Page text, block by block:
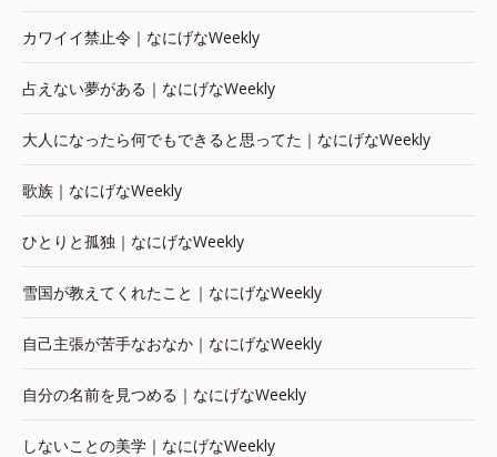
カワイイ禁止令｜なにげなWeekly
占えない夢がある｜なにげなWeekly
大人になったら何でもできると思ってた｜なにげなWeekly
歌族｜なにげなWeekly
ひとりと孤独｜なにげなWeekly
雪国が教えてくれたこと｜なにげなWeekly
自己主張が苦手なおなか｜なにげなWeekly
自分の名前を見つめる｜なにげなWeekly
しないことの美学｜なにげなWeekly